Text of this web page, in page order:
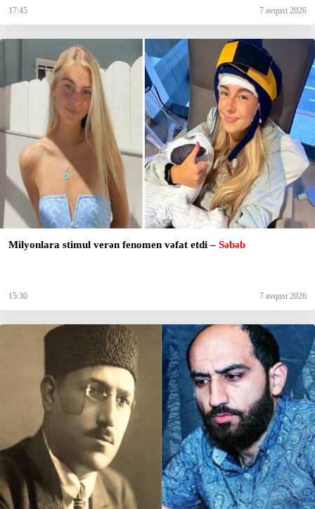
17:45 7 avqust 2026
Milyonlara stimul verən fenomen vəfat etdi – Səbəb
15:30 7 avqust 2026